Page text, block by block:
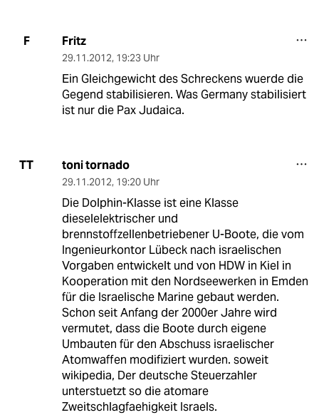
F Fritz
29.11.2012, 19:23 Uhr
Ein Gleichgewicht des Schreckens wuerde die
Gegend stabilisieren. Was Germany stabilisiert
ist nur die Pax Judaica.
TT toni tornado
29.11.2012, 19:20 Uhr
Die Dolphin-Klasse ist eine Klasse
dieselelektrischer und
brennstoffzellenbetriebener U-Boote, die vom
Ingenieurkontor Lübeck nach israelischen
Vorgaben entwickelt und von HDW in Kiel in
Kooperation mit den Nordseewerken in Emden
für die Israelische Marine gebaut werden.
Schon seit Anfang der 2000er Jahre wird
vermutet, dass die Boote durch eigene
Umbauten für den Abschuss israelischer
Atomwaffen modifiziert wurden. soweit
wikipedia, Der deutsche Steuerzahler
unterstuetzt so die atomare
Zweitschlagfaehigkeit Israels.